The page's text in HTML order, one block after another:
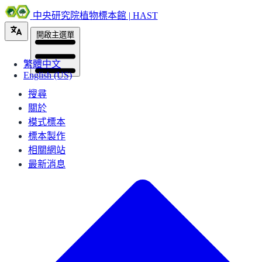
中央研究院植物標本館 | HAST
繁體中文
English (US)
開啟主選單
搜尋
關於
模式標本
標本製作
相關網站
最新消息